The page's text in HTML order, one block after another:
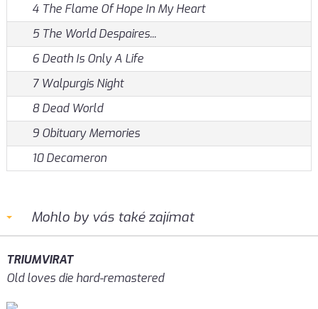
4 The Flame Of Hope In My Heart
5 The World Despaires...
6 Death Is Only A Life
7 Walpurgis Night
8 Dead World
9 Obituary Memories
10 Decameron
Mohlo by vás také zajímat
TRIUMVIRAT
Old loves die hard-remastered